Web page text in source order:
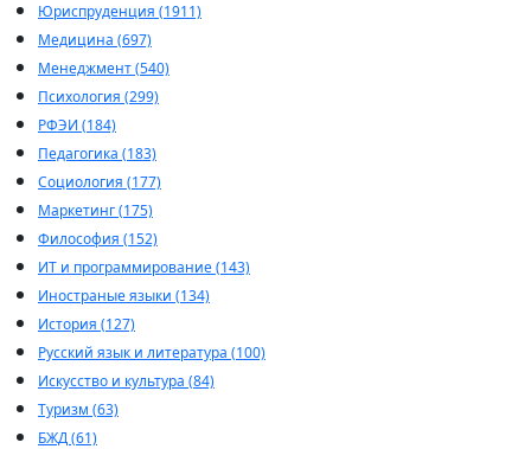
Юриспруденция (1911)
Медицина (697)
Менеджмент (540)
Психология (299)
РФЭИ (184)
Педагогика (183)
Социология (177)
Маркетинг (175)
Философия (152)
ИТ и программирование (143)
Иностраные языки (134)
История (127)
Русский язык и литература (100)
Искусство и культура (84)
Туризм (63)
БЖД (61)